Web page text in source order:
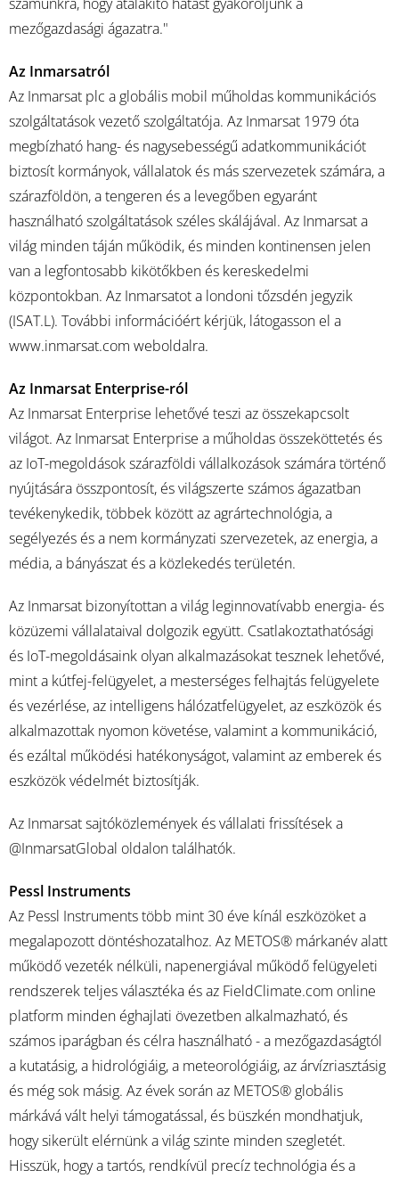
mezőgazdasági ágazatra."
Az Inmarsatról
Az Inmarsat plc a globális mobil műholdas kommunikációs
szolgáltatások vezető szolgáltatója. Az Inmarsat 1979 óta
megbízható hang- és nagysebességű adatkommunikációt
biztosít kormányok, vállalatok és más szervezetek számára, a
szárazföldön, a tengeren és a levegőben egyaránt
használható szolgáltatások széles skálájával. Az Inmarsat a
világ minden táján működik, és minden kontinensen jelen
van a legfontosabb kikötőkben és kereskedelmi
központokban. Az Inmarsatot a londoni tőzsdén jegyzik
(ISAT.L). További információért kérjük, látogasson el a
www.inmarsat.com weboldalra.
Az Inmarsat Enterprise-ról
Az Inmarsat Enterprise lehetővé teszi az összekapcsolt
világot. Az Inmarsat Enterprise a műholdas összeköttetés és
az IoT-megoldások szárazföldi vállalkozások számára történő
nyújtására összpontosít, és világszerte számos ágazatban
tevékenykedik, többek között az agrártechnológia, a
segélyezés és a nem kormányzati szervezetek, az energia, a
média, a bányászat és a közlekedés területén.
Az Inmarsat bizonyítottan a világ leginnovatívabb energia- és
közüzemi vállalataival dolgozik együtt. Csatlakoztathatósági
és IoT-megoldásaink olyan alkalmazásokat tesznek lehetővé,
mint a kútfej-felügyelet, a mesterséges felhajtás felügyelete
és vezérlése, az intelligens hálózatfelügyelet, az eszközök és
alkalmazottak nyomon követése, valamint a kommunikáció,
és ezáltal működési hatékonyságot, valamint az emberek és
eszközök védelmét biztosítják.
Az Inmarsat sajtóközlemények és vállalati frissítések a
@InmarsatGlobal oldalon találhatók.
Pessl Instruments
Az Pessl Instruments több mint 30 éve kínál eszközöket a
megalapozott döntéshozatalhoz. Az METOS® márkanév alatt
működő vezeték nélküli, napenergiával működő felügyeleti
rendszerek teljes választéka és az FieldClimate.com online
platform minden éghajlati övezetben alkalmazható, és
számos iparágban és célra használható - a mezőgazdaságtól
a kutatásig, a hidrológiáig, a meteorológiáig, az árvízriasztásig
és még sok másig. Az évek során az METOS® globális
márkává vált helyi támogatással, és büszkén mondhatjuk,
hogy sikerült elérnünk a világ szinte minden szegletét.
Hisszük, hogy a tartós, rendkívül precíz technológia és a